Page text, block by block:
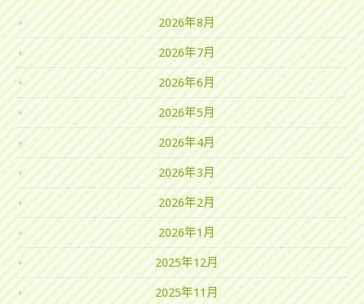
2026年8月
2026年7月
2026年6月
2026年5月
2026年4月
2026年3月
2026年2月
2026年1月
2025年12月
2025年11月